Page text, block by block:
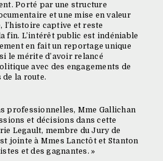
Porté par une structure
et une mise en valeur
l’histoire captive et reste
fin. L’intérêt public est indéniable
en fait un reportage unique
le mérite d’avoir relancé
avec des engagements de
de la route.
professionnelles, Mme Gallichan
et décisions dans cette
Legault, membre du Jury de
jointe à Mmes Lanctôt et Stanton
et des gagnantes. »